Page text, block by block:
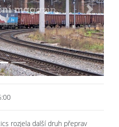
Next
rozjela další druh přeprav